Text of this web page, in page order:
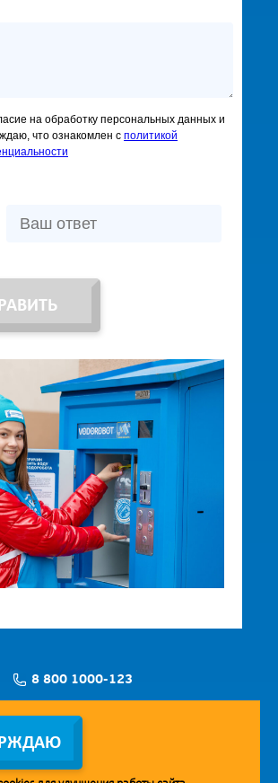
на обработку персональных данных и
что ознакомлен с политикой
8 800 1000-123
Заявка на установку